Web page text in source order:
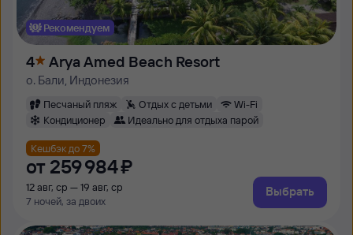
Рекомендуем
4 Arya Amed Beach Resort
о. Бали, Индонезия
Песчаный пляж Отдых с детьми
Wi-Fi
Кондиционер
Идеально для отдыха парой
Кешбэк до 7%
от 259 ⁠984 ⁠₽
12 авг, ср — 19 авг, ср
7 ночей, за двоих
Выбрать